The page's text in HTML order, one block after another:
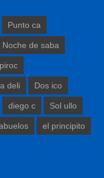
Punto ca
Noche de saba
piroc
deli Dos ico
diego c Sol ullo
el principito